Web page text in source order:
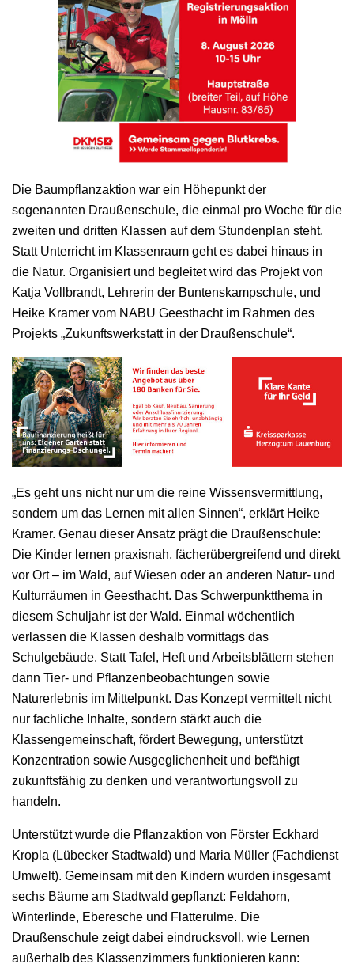
Die Baumpflanzaktion war ein Höhepunkt der
sogenannten Draußenschule, die einmal pro Woche für die
zweiten und dritten Klassen auf dem Stundenplan steht.
Statt Unterricht im Klassenraum geht es dabei hinaus in
die Natur. Organisiert und begleitet wird das Projekt von
Katja Vollbrandt, Lehrerin der Buntenskampschule, und
Heike Kramer vom NABU Geesthacht im Rahmen des
Projekts „Zukunftswerkstatt in der Draußenschule“.
„Es geht uns nicht nur um die reine Wissensvermittlung,
sondern um das Lernen mit allen Sinnen“, erklärt Heike
Kramer. Genau dieser Ansatz prägt die Draußenschule:
Die Kinder lernen praxisnah, fächerübergreifend und direkt
vor Ort – im Wald, auf Wiesen oder an anderen Natur- und
Kulturräumen in Geesthacht. Das Schwerpunktthema in
diesem Schuljahr ist der Wald. Einmal wöchentlich
verlassen die Klassen deshalb vormittags das
Schulgebäude. Statt Tafel, Heft und Arbeitsblättern stehen
dann Tier- und Pflanzenbeobachtungen sowie
Naturerlebnis im Mittelpunkt. Das Konzept vermittelt nicht
nur fachliche Inhalte, sondern stärkt auch die
Klassengemeinschaft, fördert Bewegung, unterstützt
Konzentration sowie Ausgeglichenheit und befähigt
zukunftsfähig zu denken und verantwortungsvoll zu
handeln.
Unterstützt wurde die Pflanzaktion von Förster Eckhard
Kropla (Lübecker Stadtwald) und Maria Müller (Fachdienst
Umwelt). Gemeinsam mit den Kindern wurden insgesamt
sechs Bäume am Stadtwald gepflanzt: Feldahorn,
Winterlinde, Eberesche und Flatterulme. Die
Draußenschule zeigt dabei eindrucksvoll, wie Lernen
außerhalb des Klassenzimmers funktionieren kann: